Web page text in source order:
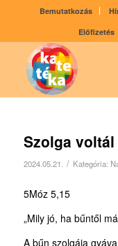
Bemutatkozás
Előfizetés
Szolga
2024.05.21. / Kategória:
5Móz 5,15
„Mily jó, ha bűntől
A bűn szolgája